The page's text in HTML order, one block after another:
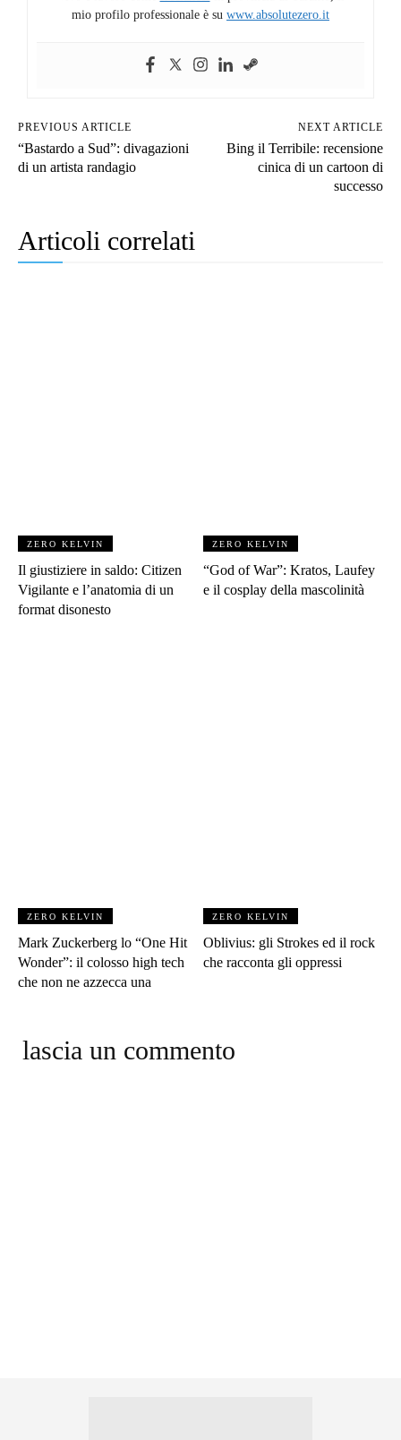
mio profilo professionale è su www.absolutezero.it
PREVIOUS ARTICLE
“Bastardo a Sud”: divagazioni
di un artista randagio
NEXT ARTICLE
Bing il Terribile: recensione
cinica di un cartoon di
successo
Articoli correlati
ZERO KELVIN
Il giustiziere in saldo: Citizen
Vigilante e l’anatomia di un
format disonesto
ZERO KELVIN
“God of War”: Kratos, Laufey
e il cosplay della mascolinità
ZERO KELVIN
Mark Zuckerberg lo “One Hit
Wonder”: il colosso high tech
che non ne azzecca una
ZERO KELVIN
Oblivius: gli Strokes ed il rock
che racconta gli oppressi
lascia un commento